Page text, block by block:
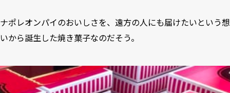
ナポレオンパイのおいしさを、遠方の人にも届けたいという想
いから誕生した焼き菓子なのだそう。